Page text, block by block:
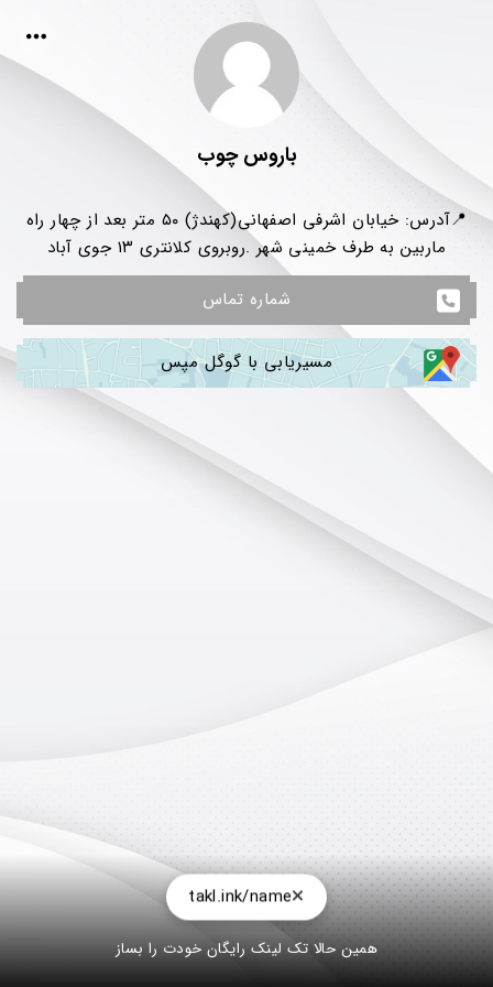
باروس چوب
📍آدرس: خیابان اشرفی اصفهانی(کهندژ) ۵۰ متر بعد از چهار راه
ماربین به طرف خمینی شهر .روبروی کلانتری ۱۳ جوی آباد
شماره تماس
مسیریابی با گوگل مپس
takl.ink/name
همین حالا تک لینک رایگان خودت را بساز